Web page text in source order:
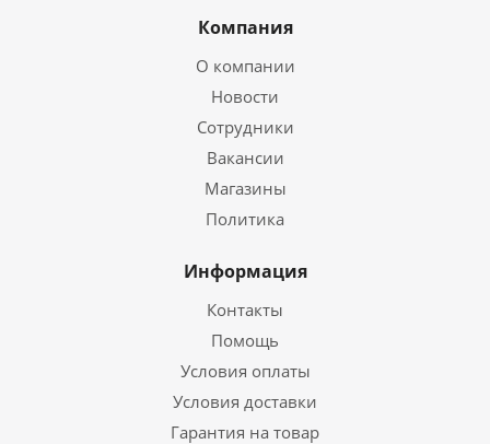
Компания
О компании
Новости
Сотрудники
Вакансии
Магазины
Политика
Информация
Контакты
Помощь
Условия оплаты
Условия доставки
Гарантия на товар